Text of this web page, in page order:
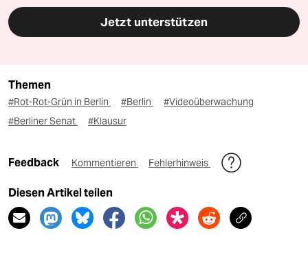
Jetzt unterstützen
Themen
#Rot-Rot-Grün in Berlin #Berlin
#Videoüberwachung
#Berliner Senat
#Klausur
Feedback Kommentieren Fehlerhinweis
Diesen Artikel teilen